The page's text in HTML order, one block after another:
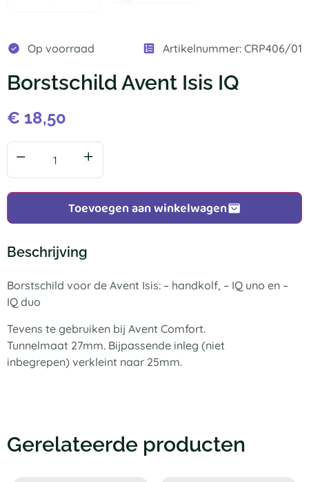
Op voorraad Artikelnummer: CRP406/01
Borstschild Avent Isis IQ
€ 18,50
Toevoegen aan winkelwagen
Beschrijving
Borstschild voor de Avent Isis: – handkolf, – IQ uno en –
IQ duo
Tevens te gebruiken bij Avent Comfort.
Tunnelmaat 27mm. Bijpassende inleg (niet
inbegrepen) verkleint naar 25mm.
Gerelateerde producten